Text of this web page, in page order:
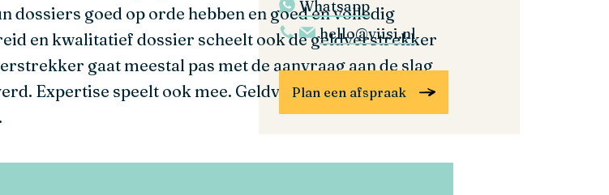
Whatsapp
hello@viisi.nl
Plan een afspraak
goed op orde hebben en goed en volledig
en kwalitatief dossier scheelt ook de geldverstrekker
gaat meestal pas met de aanvraag aan de slag
Expertise speelt ook mee. Geldverstrekkers werken